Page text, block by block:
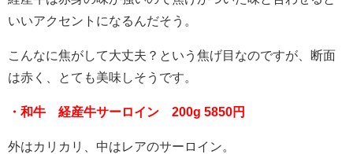
いいアクセントになるんだそう。
こんなに焦がして大丈夫？という焦げ目なのですが、断面
は赤く、とても美味しそうです。
・和牛 経産牛サーロイン 200g 5850円
外はカリカリ、中はレアのサーロイン。